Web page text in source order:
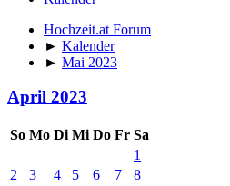
Hochzeit.at Forum
► Kalender
► Mai 2023
April 2023
So Mo Di Mi Do Fr Sa
1
2
3 4 5 6 7
8